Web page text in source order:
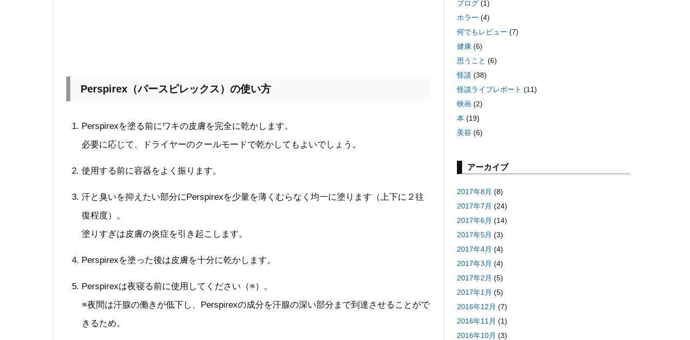
Perspirex（パースピレックス）の使い方
Perspirexを塗る前にワキの皮膚を完全に乾かします。
必要に応じて、ドライヤーのクールモードで乾かしてもよいでしょう。
使用する前に容器をよく振ります。
汗と臭いを抑えたい部分にPerspirexを少量を薄くむらなく均一に塗ります（上下に２往
復程度）。
塗りすぎは皮膚の炎症を引き起こします。
Perspirexを塗った後は皮膚を十分に乾かします。
Perspirexは夜寝る前に使用してください（※）。
※夜間は汗腺の働きが低下し、Perspirexの成分を汗腺の深い部分まで到達させることがで
きるため。
ブログ (1)
ホラー (4)
何でもレビュー (7)
健康 (6)
思うこと (6)
怪談 (38)
怪談ライブレポート (11)
映画 (2)
本 (19)
美容 (6)
アーカイブ
2017年8月 (8)
2017年7月 (24)
2017年6月 (14)
2017年5月 (3)
2017年4月 (4)
2017年3月 (4)
2017年2月 (5)
2017年1月 (5)
2016年12月 (7)
2016年11月 (1)
2016年10月 (3)